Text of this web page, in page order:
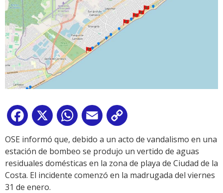
Facebook
X WhatsApp
Email
Link
OSE informó que, debido a un acto de vandalismo en una
estación de bombeo se produjo un vertido de aguas
residuales domésticas en la zona de playa de Ciudad de la
Costa. El incidente comenzó en la madrugada del viernes
31 de enero.